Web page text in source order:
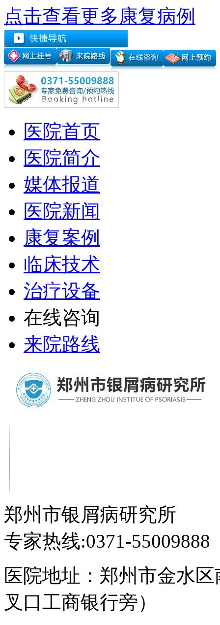
点击查看更多康复病例
医院首页
医院简介
媒体报道
医院新闻
康复案例
临床技术
治疗设备
在线咨询
来院路线
郑州市银屑病研究所
专家热线:0371-55009888
医院地址：郑州市金水
叉口工商银行旁）